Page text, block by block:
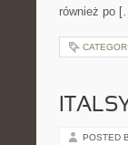
również po
POSTED